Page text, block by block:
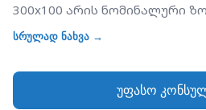
300x100 არის ნომინალური
ფირფიტების ორმაგ რიგზე
სრულყოფილი კონტროლის
ნიშნავს, რომ წინა რიგის
სრულად ნახვა →
უფასო